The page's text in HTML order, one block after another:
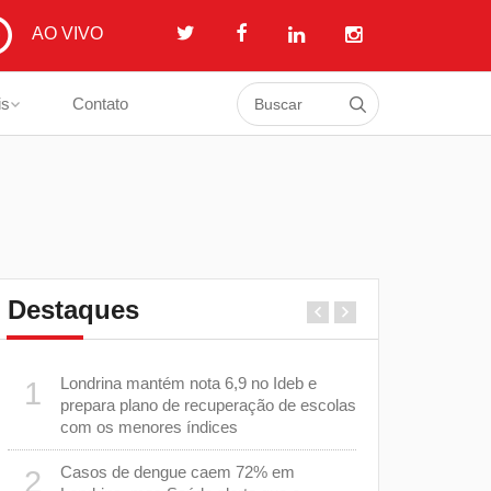
AO VIVO
Contato
Destaques
1
Londrina mantém nota 6,9 no Ideb e
prepara plano de recuperação de escolas
com os menores índices
2
Casos de dengue caem 72% em